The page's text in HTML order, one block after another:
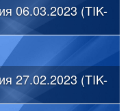
06.03.2023 (TIK-
27.02.2023 (TIK-